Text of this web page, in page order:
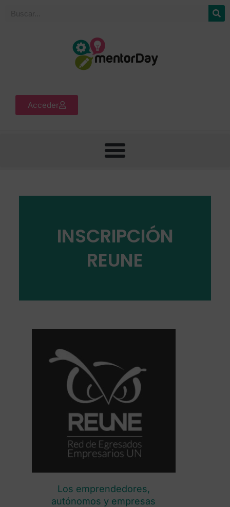
Acceder
INSCRIPCIÓN
REUNE
Los emprendedores,
autónomos y empresas